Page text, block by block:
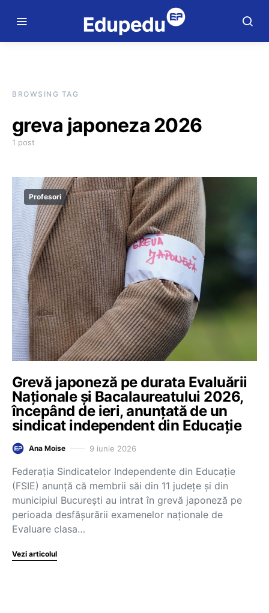
BROWSING TAG
greva japoneza 2026
1 post
Profesori
Grevă japoneză pe durata Evaluării
Naționale și Bacalaureatului 2026,
începând de ieri, anunțată de un
sindicat independent din Educație
Ana Moise 9 iunie 2026
Federația Sindicatelor Independente din Educație
(FSIE) anunță că membrii săi din 11 județe și din
municipiul București au intrat în grevă japoneză pe
perioada desfășurării examenelor naționale de
Evaluare clasa…
Vezi articolul